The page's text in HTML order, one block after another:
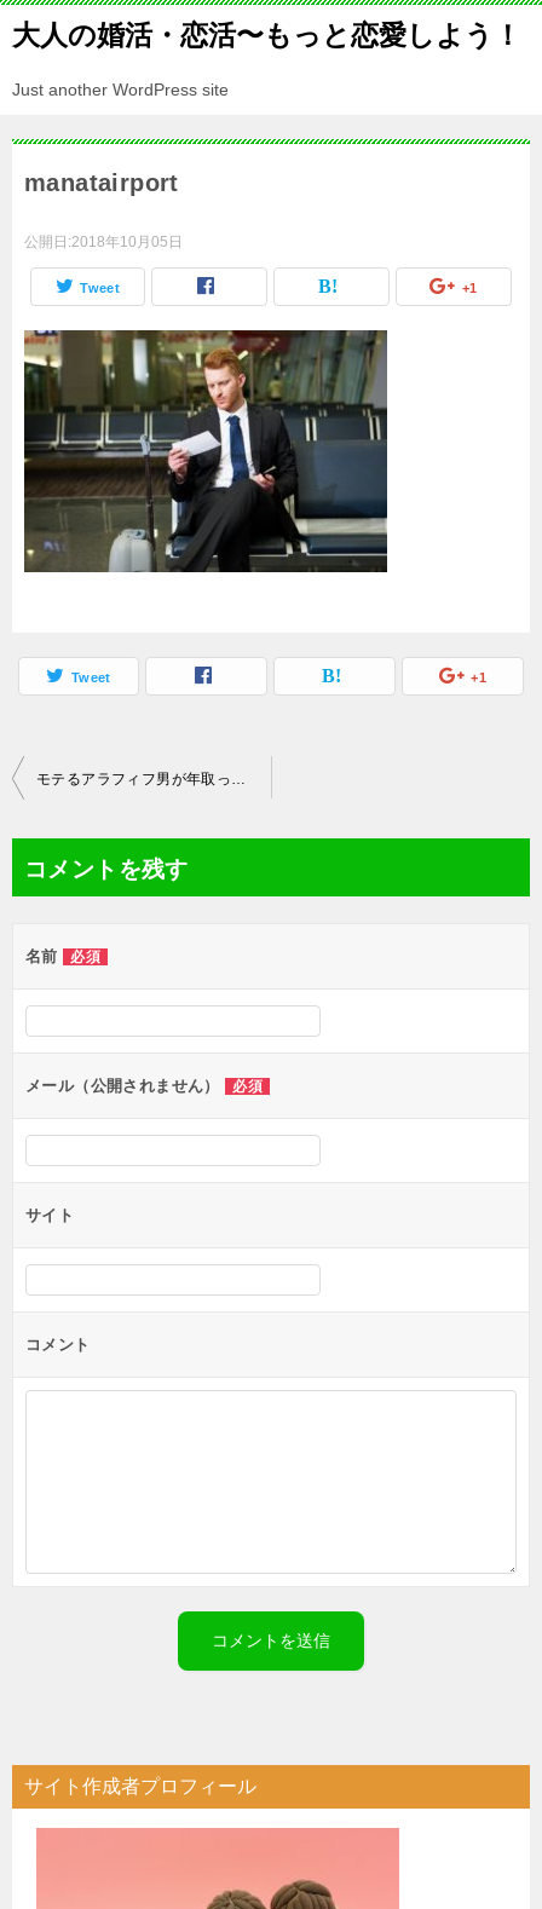
大人の婚活・恋活〜もっと恋愛しよう！
Just another WordPress site
manatairport
公開日:2018年10月05日
Tweet +1
Tweet +1
投
ビ
ー
シ
ン
モテるアラフィフ男が年取ってもモテる男でいられる理由
コメントを残す
名前 必須
メール（公開されません） 必須
サイト
コメント
サイト作成者プロフィール